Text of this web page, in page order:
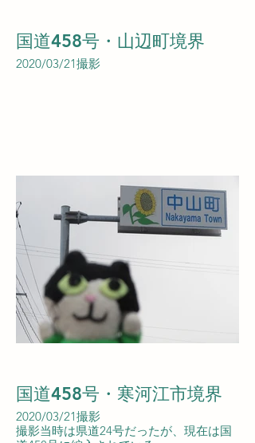
国道458号・山辺町境界
2020/03/21撮影
国道458号・寒河江市境界
2020/03/21撮影
撮影当時は県道24号だったが、現在は国